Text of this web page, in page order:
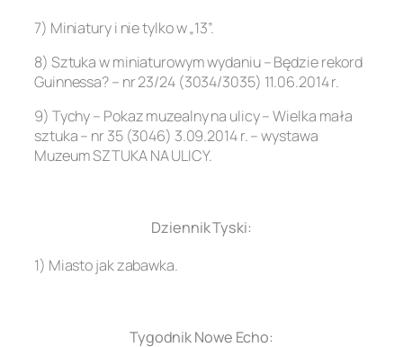
7) Miniatury i nie tylko w „13”.
8) Sztuka w miniaturowym wydaniu – Będzie rekord
Guinnessa? – nr 23/24 (3034/3035) 11.06.2014 r.
9) Tychy – Pokaz muzealny na ulicy – Wielka mała
sztuka – nr 35 (3046) 3.09.2014 r. – wystawa
Muzeum SZTUKA NA ULICY.
Dziennik Tyski:
1) Miasto jak zabawka.
Tygodnik Nowe Echo: